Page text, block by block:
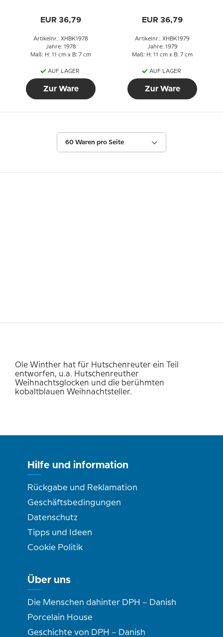
EUR 36,79
Artikelnr.: XHBK1978
Jahre: 1978
Maß: H: 11 cm x B: 7 cm
AUF LAGER
Zur Ware
EUR 36,79
Artikelnr.: XHBK1979
Jahre: 1979
Maß: H: 11 cm x B: 7 cm
AUF LAGER
Zur Ware
60 Waren pro Seite
Ole Winther hat für Hutschenreuter ein Teil
entworfen, u.a. Hutschenreuther
Weihnachtsglocken und die berühmten
kobaltblauen Weihnachtsteller.
Hilfe und information
Rückgabe und Reklamation
Geschäftsbedingungen
Datenschutz
Tipps und Ideen
Cookie Politik
Über uns
Die Menschen dahinter DPH – Danish
Porcelain House
Geschichte von DPH – Danish